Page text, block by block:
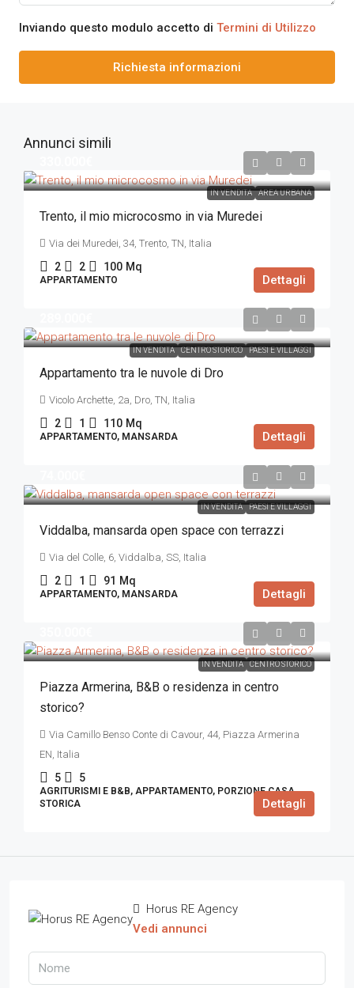
Inviando questo modulo accetto di Termini di Utilizzo
Richiesta informazioni
Annunci simili
IN VENDITA AREA URBANA
Trento, il mio microcosmo in via Muredei
Via dei Muredei, 34, Trento, TN, Italia
2 2 100 Mq
APPARTAMENTO Dettagli
IN VENDITA CENTRO STORICO PAESI E VILLAGGI
Appartamento tra le nuvole di Dro
Vicolo Archette, 2a, Dro, TN, Italia
2 1 110 Mq
APPARTAMENTO, MANSARDA Dettagli
IN VENDITA PAESI E VILLAGGI
Viddalba, mansarda open space con terrazzi
Via del Colle, 6, Viddalba, SS, Italia
2 1 91 Mq
APPARTAMENTO, MANSARDA Dettagli
IN VENDITA CENTRO STORICO
Piazza Armerina, B&B o residenza in centro
storico?
Via Camillo Benso Conte di Cavour, 44, Piazza Armerina
EN, Italia
5 5
AGRITURISMI E B&B, APPARTAMENTO, PORZIONE CASA
STORICA
Dettagli
Horus RE Agency
Vedi annunci